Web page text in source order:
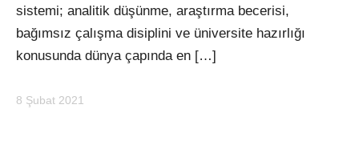
sistemi; analitik düşünme, araştırma becerisi,
bağımsız çalışma disiplini ve üniversite hazırlığı
konusunda dünya çapında en […]
8 Şubat 2021